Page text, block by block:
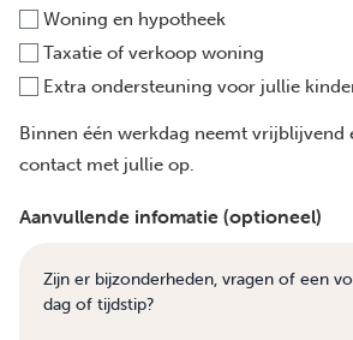
Woning en hypotheek
Taxatie of verkoop woning
Extra ondersteuning voor jullie
Binnen één werkdag neemt vrijblijvend
contact met jullie op.
Aanvullende infomatie (optioneel)